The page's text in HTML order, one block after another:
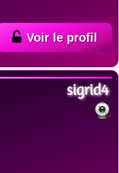
Voir le profil
sigrid4